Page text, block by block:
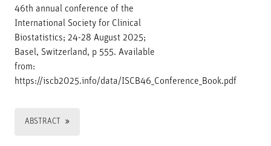
46th annual conference of the
International Society for Clinical
Biostatistics; 24-28 August 2025;
Basel, Switzerland, p 555. Available
from:
https://iscb2025.info/data/ISCB46_Conference_Book.pdf
ABSTRACT